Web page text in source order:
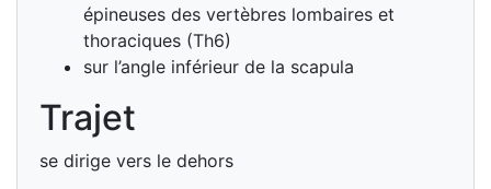
épineuses des vertèbres lombaires et
thoraciques (Th6)
sur l’angle inférieur de la scapula
Trajet
se dirige vers le dehors